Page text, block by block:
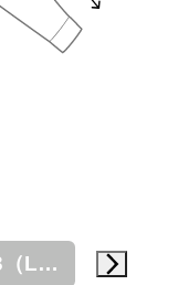
スニーカー
財布／小物
3（L相当）